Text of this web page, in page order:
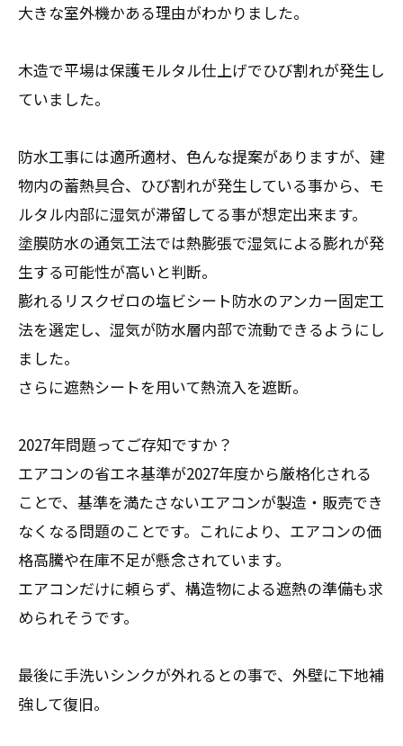
大きな室外機かある理由がわかりました。
木造で平場は保護モルタル仕上げでひび割れが発生し
ていました。
防水工事には適所適材、色んな提案がありますが、建
物内の蓄熱具合、ひび割れが発生している事から、モ
ルタル内部に湿気が滞留してる事が想定出来ます。
塗膜防水の通気工法では熱膨張で湿気による膨れが発
生する可能性が高いと判断。
膨れるリスクゼロの塩ビシート防水のアンカー固定工
法を選定し、湿気が防水層内部で流動できるようにし
ました。
さらに遮熱シートを用いて熱流入を遮断。
2027年問題ってご存知ですか？
エアコンの省エネ基準が2027年度から厳格化される
ことで、基準を満たさないエアコンが製造・販売でき
なくなる問題のことです。これにより、エアコンの価
格高騰や在庫不足が懸念されています。
エアコンだけに頼らず、構造物による遮熱の準備も求
められそうです。
最後に手洗いシンクが外れるとの事で、外壁に下地補
強して復旧。